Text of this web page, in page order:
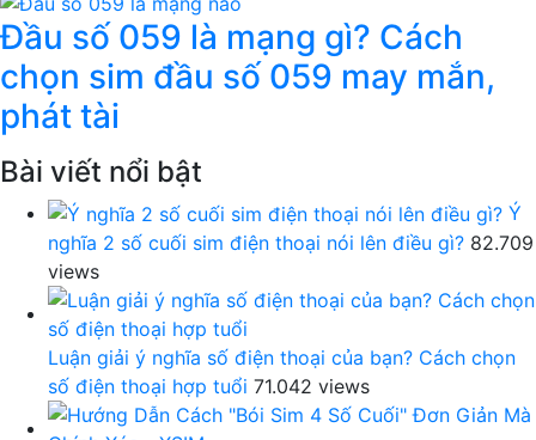
Đầu số 059 là mạng gì? Cách
chọn sim đầu số 059 may mắn,
phát tài
Bài viết nổi bật
Ý
nghĩa 2 số cuối sim điện thoại nói lên điều gì? 82.709
views
Luận giải ý nghĩa số điện thoại của bạn? Cách chọn
số điện thoại hợp tuổi 71.042 views